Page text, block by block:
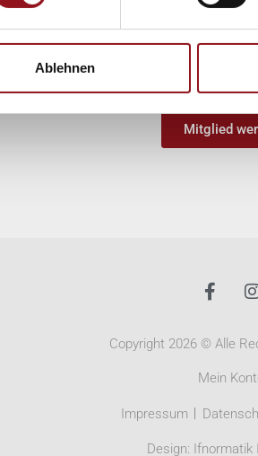
AblehnenFamilien zahlen einen
Mitglied
Copyright 2026 © Alle
Mein
Impressum
Design: Ifnormatik